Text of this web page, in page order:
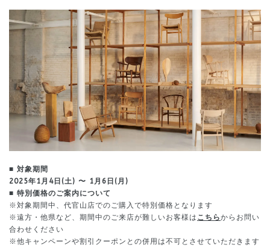
■ 対象期間
2025年1月4日(土) 〜 1月6日(月)
■ 特別価格のご案内について
※対象期間中、代官山店でのご購入で特別価格となります
※遠方・他県など、期間中のご来店が難しいお客様は こちらからお問い
合わせください
※他キャンペーンや割引クーポンとの併用は不可とさせていただきます